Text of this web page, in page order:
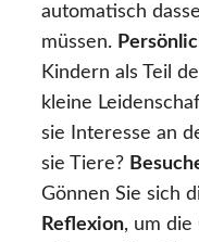
automatisch
müssen.
Kindern als Teil
kleine
sie Interesse an
sie Tiere?
Gönnen Sie sich
Reflexion, um die